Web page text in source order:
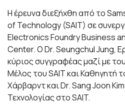
Η έρευνα διεξήχθη από το
of Technology (SAIT) σε
Electronics Foundry Business
Center. Ο Dr. Seungchul Jung,
κύριος συγγραφέας μαζί με
Μέλος του SAIT και Καθηγητή
Χάρβαρντ και Dr. Sang Joon
Τεχνολογίας στο SAIT.